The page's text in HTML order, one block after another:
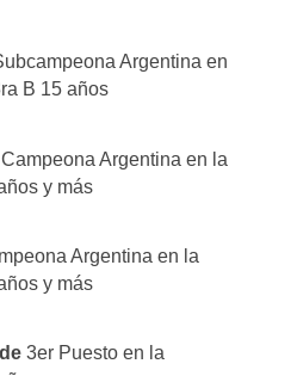
Argentina en
B 15 años
Argentina en la
y más
Argentina en la
y más
3er Puesto en la